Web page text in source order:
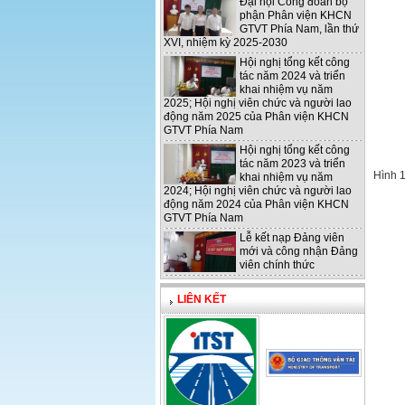
phận Phân viện KHCN
GTVT Phía Nam, lần thứ
XVI, nhiệm kỳ 2025-2030
Hội nghị tổng kết công
tác năm 2024 và triển
khai nhiệm vụ năm
2025; Hội nghị viên chức và người lao
động năm 2025 của Phân viện KHCN
GTVT Phía Nam
Hội nghị tổng kết công
tác năm 2023 và triển
khai nhiệm vụ năm
2024; Hội nghị viên chức và người lao
động năm 2024 của Phân viện KHCN
GTVT Phía Nam
Lễ kết nạp Đảng viên
mới và công nhận Đảng
viên chính thức
LIÊN KẾT
Hình